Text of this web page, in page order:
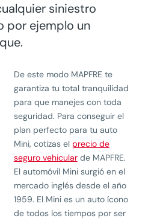
siniestro
por ejemplo un
De este modo MAPFRE te
garantiza tu total tranquilidad
para que manejes con toda
seguridad. Para conseguir el
plan perfecto para tu auto
Mini, cotizas el precio de
seguro vehicularde MAPFRE.
El automóvil Mini surgió en el
mercado inglés desde el año
1959. El Mini es un auto ícono
de todos los tiempos por ser